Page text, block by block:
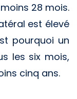
28 mois.
est élevé
pourquoi un
les six mois,
cinq ans.